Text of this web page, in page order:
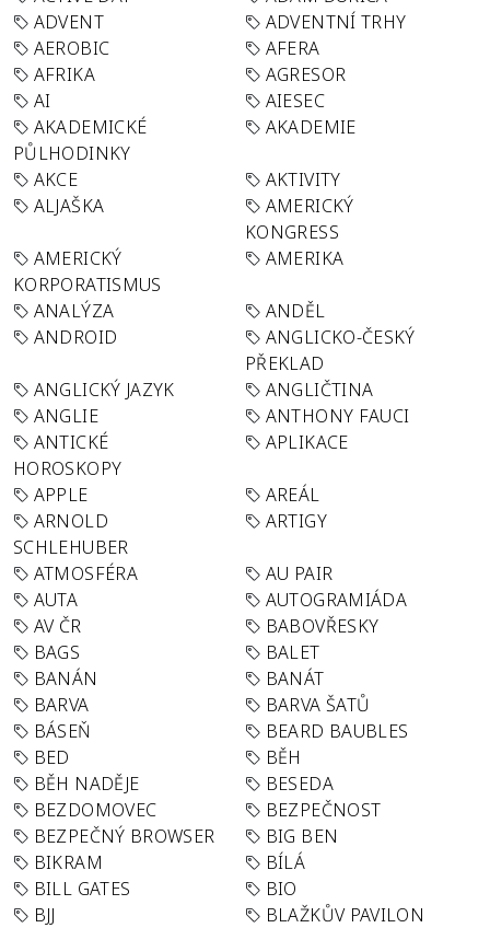
ADVENT
ADVENTNÍ TRHY
AEROBIC
AFERA
AFRIKA
AGRESOR
AI
AIESEC
AKADEMICKÉ
PŮLHODINKY
AKADEMIE
AKCE
AKTIVITY
ALJAŠKA
AMERICKÝ
KONGRESS
AMERICKÝ
KORPORATISMUS
AMERIKA
ANALÝZA
ANDĚL
ANDROID
ANGLICKO-ČESKÝ
PŘEKLAD
ANGLICKÝ JAZYK
ANGLIČTINA
ANGLIE
ANTHONY FAUCI
ANTICKÉ
HOROSKOPY
APLIKACE
APPLE
AREÁL
ARNOLD
SCHLEHUBER
ARTIGY
ATMOSFÉRA
AU PAIR
AUTA
AUTOGRAMIÁDA
AV ČR
BABOVŘESKY
BAGS
BALET
BANÁN
BANÁT
BARVA
BARVA ŠATŮ
BÁSEŇ
BEARD BAUBLES
BED
BĚH
BĚH NADĚJE
BESEDA
BEZDOMOVEC
BEZPEČNOST
BEZPEČNÝ BROWSER
BIG BEN
BIKRAM
BÍLÁ
BILL GATES
BIO
BJJ
BLAŽKŮV PAVILON